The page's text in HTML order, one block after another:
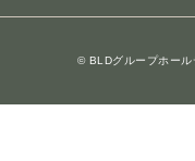
© BLDグループホー